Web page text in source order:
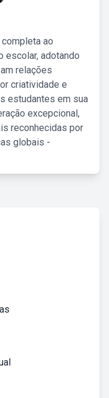
ao
escolar, adotando
relações
criatividade e
estudantes em sua
excepcional,
reconhecidas por
globais -